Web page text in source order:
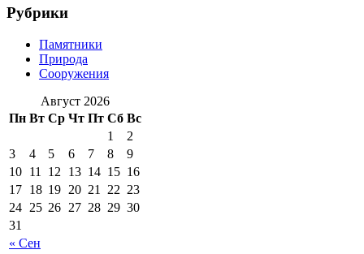
Рубрики
Памятники
Природа
Сооружения
Август 2026
Пн Вт Ср Чт Пт Сб Вс
« Сен
1
2
3
4 5 6 7 8
9
10 11 12 13 14 15 16
17 18 19 20 21 22 23
24 25 26 27 28 29 30
31